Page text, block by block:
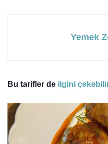
Yemek
Bu tarifler de ilgini